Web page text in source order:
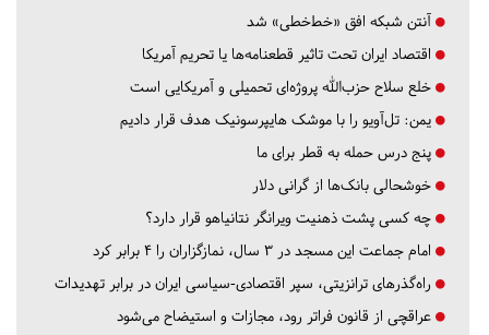
آنتن شبکه افق «خط‌خطی» شد
اقتصاد ایران تحت تاثیر قطعنامه‌ها یا تحریم‌ آمریکا
خلع سلاح حزب‌الله پروژه‌ای تحمیلی و آمریکایی است
یمن: تل‌آویو را با موشک هایپرسونیک هدف قرار دادیم
پنج درس‌ حمله به قطر برای ما
خوشحالی بانک‌ها از گرانی دلار
چه کسی پشت ذهنیت ویرانگر نتانیاهو قرار دارد؟
امام جماعت این مسجد در ۳ سال، نمازگزاران را ۴ برابر کرد
راه‌گذرهای ترانزیتی، سپر اقتصادی-سیاسی ایران در برابر تهدیدات
عراقچی از قانون فراتر رود، مجازات و استیضاح می‌شود